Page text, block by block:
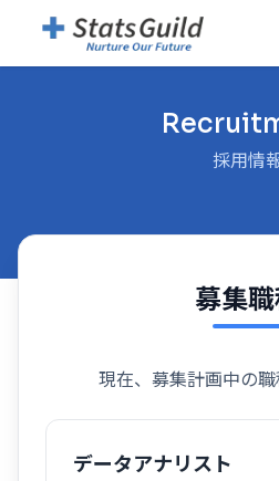
採用情
募集
現在、募集計画中の職
データアナリスト